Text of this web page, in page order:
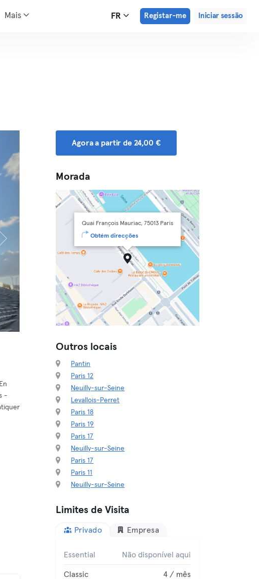
Mais FR Registar-me Iniciar sessão
-
Agora a partir de 24,00 €
Morada
Quai François Mauriac, 75013 Paris
Obtém direcções
Outros locais
Pantin
Paris 12
Neuilly-sur-Seine
Levallois-Perret
Paris 18
Paris 19
Paris 17
Neuilly-sur-Seine
Paris 17
Paris 11
Neuilly-sur-Seine
Limites de Visita
Privado Empresa
Essential Não disponível aqui
Classic 4 / mês